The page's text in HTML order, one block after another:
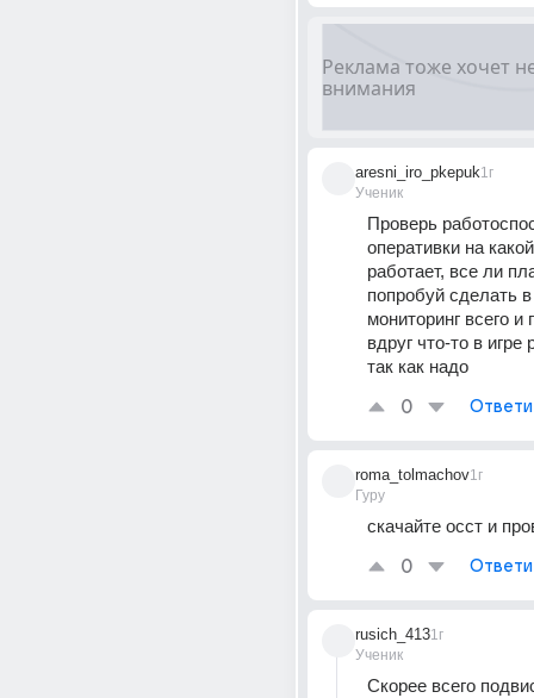
aresni_iro_pkepuk
Ученик
1г
Проверь
оперативки на
работает, все ли
попробуй сделать в
мониторинг всего и
вдруг что-то в игре
так как надо
0
roma_tolmachov
Гуру
1г
скачайте осст и
0
rusich_413
Ученик
1г
Скорее всего